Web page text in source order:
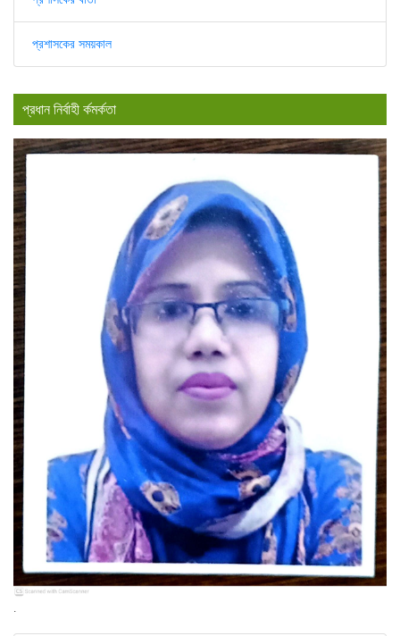
প্রশাসকের সময়কাল
প্রধান নির্বাহী র্কমর্কতা
.